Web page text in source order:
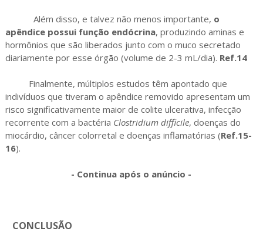
Além disso, e talvez não menos importante, o
apêndice possui função endócrina, produzindo aminas e
hormônios que são liberados junto com o muco secretado
diariamente por esse órgão (volume de 2-3 mL/dia). Ref.14
Finalmente, múltiplos estudos têm apontado que
indivíduos que tiveram o apêndice removido apresentam um
risco significativamente maior de colite ulcerativa, infecção
recorrente com a bactéria Clostridium difficile, doenças do
miocárdio, câncer colorretal e doenças inflamatórias (Ref.15-
16).
- Continua após o anúncio -
CONCLUSÃO